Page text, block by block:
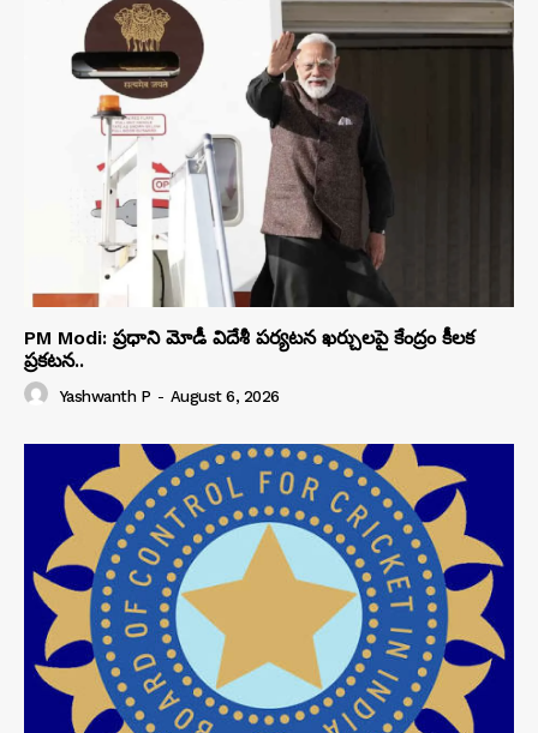
PM Modi: ప్రధాని మోడీ విదేశీ పర్యటన ఖర్చులపై కేంద్రం కీలక
ప్రకటన..
Yashwanth P - August 6, 2026